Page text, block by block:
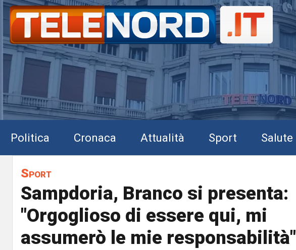
Politica Cronaca Attualità Sport Salute
Sport
Sampdoria, Branco si presenta:
"Orgoglioso di essere qui, mi
assumerò le mie responsabilità"